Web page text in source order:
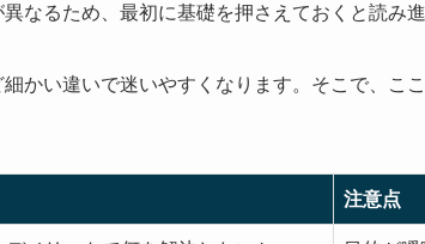
なるため、最初に基礎を押さえておくと読み
かい違いで迷いやすくなります。そこで、こ
注意点